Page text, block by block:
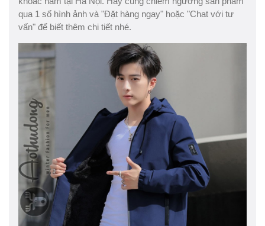
qua 1 số hình ảnh và "Đặt hàng ngay" hoặc "Chat với tư
vấn" để biết thêm chi tiết nhé.